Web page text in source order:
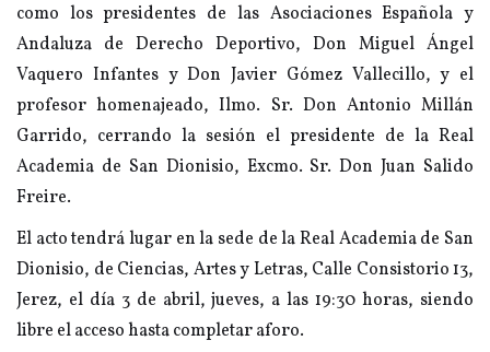
como los presidentes de las Asociaciones Española y
Andaluza de Derecho Deportivo, Don Miguel Ángel
Vaquero Infantes y Don Javier Gómez Vallecillo, y el
profesor homenajeado, Ilmo. Sr. Don Antonio Millán
Garrido, cerrando la sesión el presidente de la Real
Academia de San Dionisio, Excmo. Sr. Don Juan Salido
Freire.
El acto tendrá lugar en la sede de la Real Academia de San
Dionisio, de Ciencias, Artes y Letras, Calle Consistorio 13,
Jerez, el día 3 de abril, jueves, a las 19:30 horas, siendo
libre el acceso hasta completar aforo.